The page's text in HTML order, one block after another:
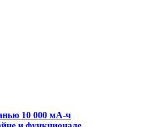
10 000 мА-ч